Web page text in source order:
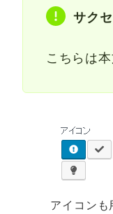
サク
こちらは本
アイコンも